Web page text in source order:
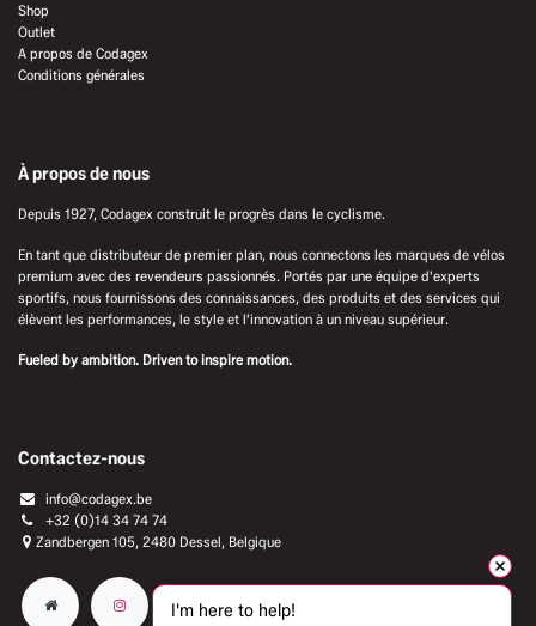
Shop
Outlet
A propos de Codagex
Conditions générales
À propos de nous
Depuis 1927, Codagex construit le progrès dans le cyclisme.
En tant que distributeur de premier plan, nous connectons les marques de vélos
premium avec des revendeurs passionnés. Portés par une équipe d'experts
sportifs, nous fournissons des connaissances, des produits et des services qui
élèvent les performances, le style et l'innovation à un niveau supérieur.
Fueled by ambition. Driven to inspire motion.
Contactez-nous
info@codagex.be
+32 (0)14 34 74 74​
Zandbergen 105, 2480 Dessel, Belgique
I'm here to help!